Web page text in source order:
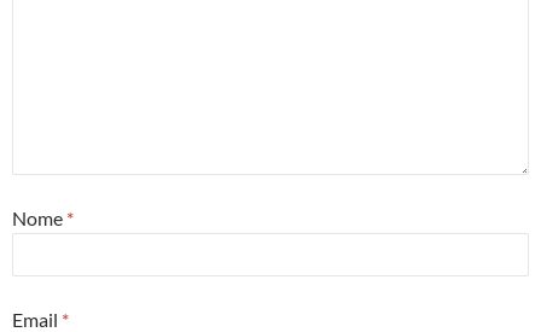
Nome *
Email *